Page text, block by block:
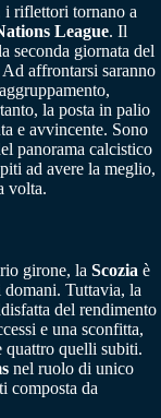
i riflettori tornano a
League. Il
seconda giornata del
Ad affrontarsi saranno
la posta in palio
e avvincente. Sono
panorama calcistico
ad avere la meglio,
volta.
girone, la Scozia è
Tuttavia, la
del rendimento
e una sconfitta,
quattro quelli subiti.
nel ruolo di unico
composta da